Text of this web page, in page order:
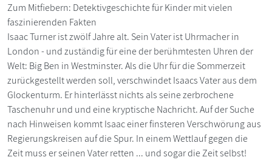
Zum Mitfiebern: Detektivgeschichte für Kinder mit vielen
faszinierenden Fakten
Isaac Turner ist zwölf Jahre alt. Sein Vater ist Uhrmacher in
London - und zuständig für eine der berühmtesten Uhren der
Welt: Big Ben in Westminster. Als die Uhr für die Sommerzeit
zurückgestellt werden soll, verschwindet Isaacs Vater aus dem
Glockenturm. Er hinterlässt nichts als seine zerbrochene
Taschenuhr und und eine kryptische Nachricht. Auf der Suche
nach Hinweisen kommt Isaac einer finsteren Verschwörung aus
Regierungskreisen auf die Spur. In einem Wettlauf gegen die
Zeit muss er seinen Vater retten ... und sogar die Zeit selbst!